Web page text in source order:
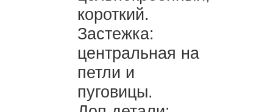
короткий.
Застежка:
центральная на
петли и
пуговицы.